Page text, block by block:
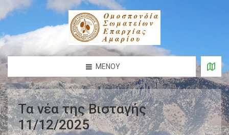
ΜΕΝΟΎ
Τα νέα της Βισταγής
11/12/2025